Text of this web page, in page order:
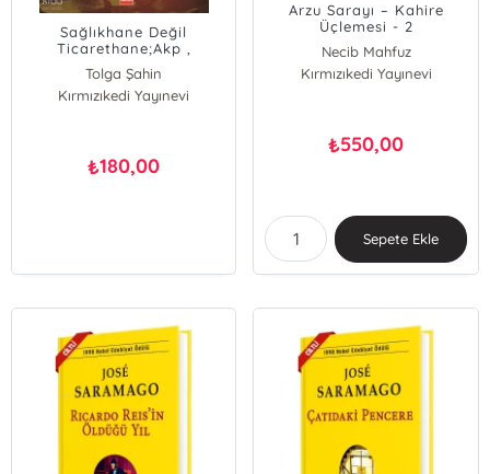
Sağlıkhane Değil
Ticarethane;Akp ,
Cumhuriyetin Sağlık
Ocaklarını Ne Hale
Getirdi?
Tolga Şahin
Kırmızıkedi Yayınevi
₺180,00
Arzu Sarayı – Kahire
Üçlemesi - 2
Necib Mahfuz
Kırmızıkedi Yayınevi
₺550,00
Sepete Ekle